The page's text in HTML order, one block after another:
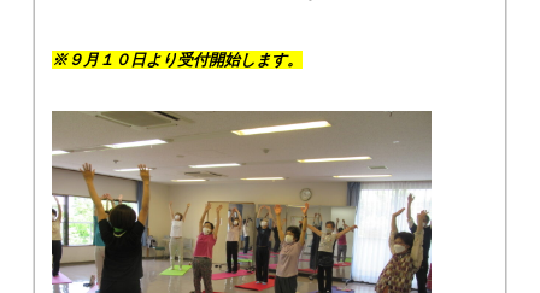
※９月１０日より受付開始します。